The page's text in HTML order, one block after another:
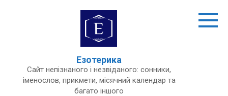
Езотерика
Сайт непізнаного і незвіданого: сонники,
іменослов, прикмети, місячний календар та
багато іншого